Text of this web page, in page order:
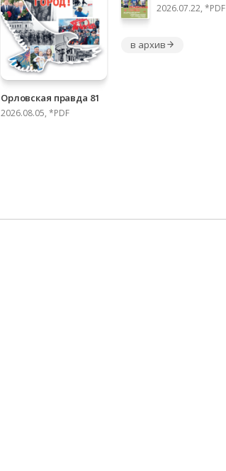
Орловская правда 81
2026.08.05, *PDF
2026.07.22, *PDF
в архив